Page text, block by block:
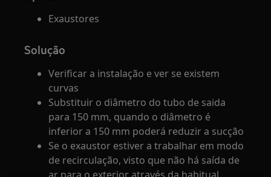
Exaustores
Solução
Verificar a instalação e ver se existem
curvas
Substituir o diâmetro do tubo de saida
para 150 mm, quando o diâmetro é
inferior a 150 mm poderá reduzir a sucção
Se o exaustor estiver a trabalhar em modo
de recirculação, visto que não há saída de